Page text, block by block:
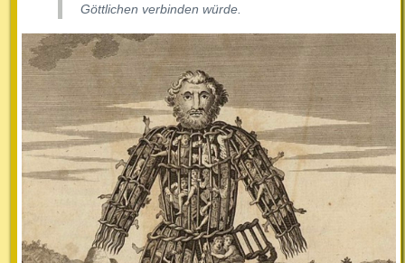
Göttlichen verbinden würde.